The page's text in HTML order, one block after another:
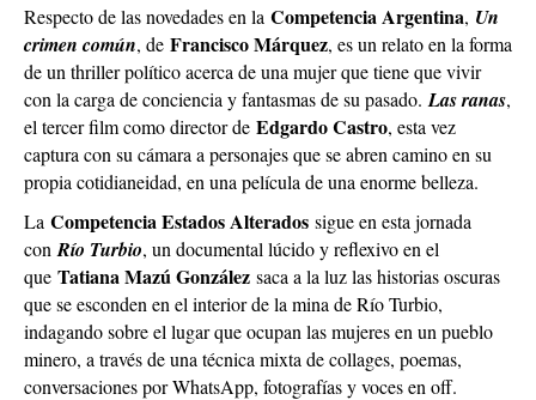
Respecto de las novedades en la Competencia Argentina, Un
crimen común, de Francisco Márquez, es un relato en la forma
de un thriller político acerca de una mujer que tiene que vivir
con la carga de conciencia y fantasmas de su pasado. Las ranas,
el tercer film como director de Edgardo Castro, esta vez
captura con su cámara a personajes que se abren camino en su
propia cotidianeidad, en una película de una enorme belleza.
La Competencia Estados Alterados sigue en esta jornada
con Río Turbio, un documental lúcido y reflexivo en el
que Tatiana Mazú González saca a la luz las historias oscuras
que se esconden en el interior de la mina de Río Turbio,
indagando sobre el lugar que ocupan las mujeres en un pueblo
minero, a través de una técnica mixta de collages, poemas,
conversaciones por WhatsApp, fotografías y voces en off.